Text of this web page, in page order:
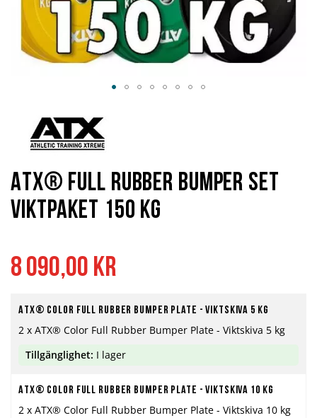
8 090,00 kr
ATX® Full Rubber Bumper set
Viktpaket 150 kg
ATX® Color Full Rubber Bumper Plate - Viktskiva 5 kg
2 x ATX® Color Full Rubber Bumper Plate - Viktskiva 5 kg
Tillgänglighet: I lager
ATX® Color Full Rubber Bumper Plate - Viktskiva 10 kg
2 x ATX® Color Full Rubber Bumper Plate - Viktskiva 10 kg
början
bildgalleriet